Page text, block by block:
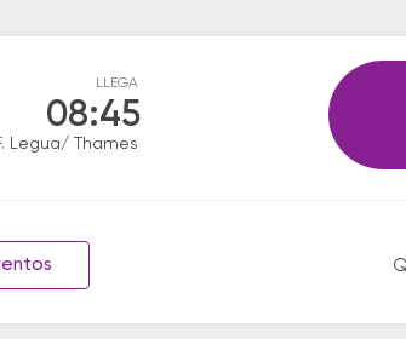
LLEGA
08:45
Legua/ Thames